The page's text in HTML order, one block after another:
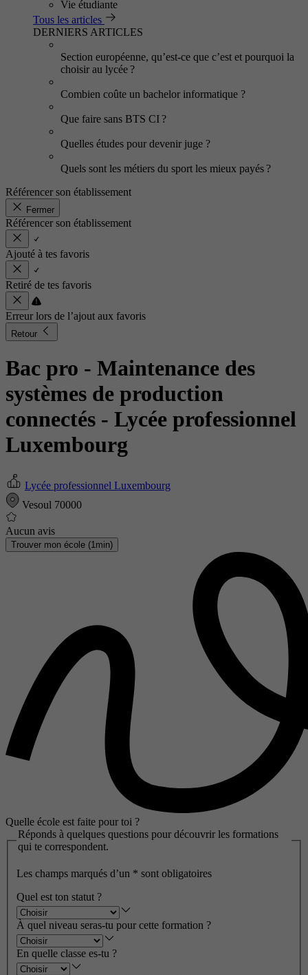
Vie étudiante
Tous les articles
DERNIERS ARTICLES
Section européenne, qu’est-ce que c’est et pourquoi la
choisir au lycée ?
Combien coûte un bachelor informatique ?
Que faire sans BTS CI ?
Quelles études pour devenir juge ?
Quels sont les métiers du sport les mieux payés ?
Référencer son établissement
Fermer
Référencer son établissement
Ajouté à tes favoris
Retiré de tes favoris
Erreur lors de l’ajout aux favoris
Retour
Bac pro - Maintenance des
systèmes de production
connectés - Lycée professionnel
Luxembourg
Lycée professionnel Luxembourg
Vesoul 70000
Aucun avis
Trouver mon école (1min)
Quelle école est faite pour toi ?
Réponds à quelques questions pour découvrir les formations
qui te correspondent.
Les champs marqués d’un * sont obligatoires
Quel est ton statut ?
À quel niveau seras-tu pour cette formation ?
En quelle classe es-tu ?